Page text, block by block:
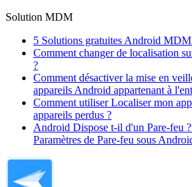
Solution MDM
5 Solutions gratuites Android
Comment changer de localisation
?
Comment désactiver la mise en
appareils Android appartenant à
Comment utiliser Localiser mon
appareils perdus ?
Android Dispose t-il d'un Pare-feu
Paramètres de Pare-feu sous